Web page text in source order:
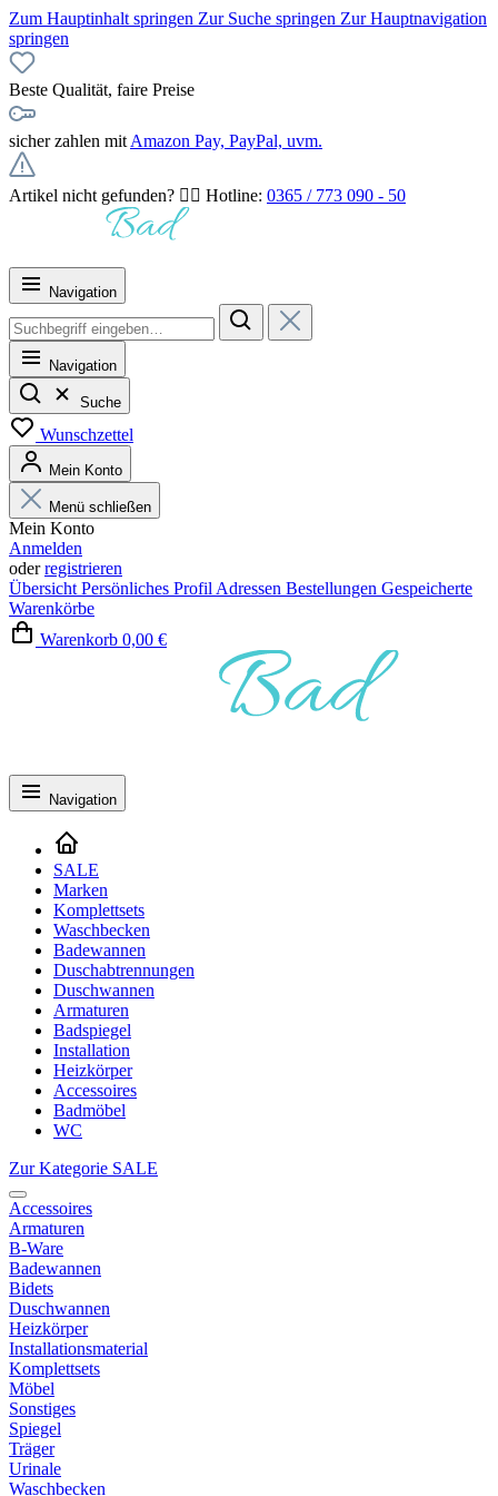
Zum Hauptinhalt springen Zur Suche springen Zur Hauptnavigation
springen
Beste Qualität, faire Preise
sicher zahlen mit Amazon Pay, PayPal, uvm.
Artikel nicht gefunden? 👉🏻 Hotline: 0365 / 773 090 - 50
Navigation
Navigation
Suche
Wunschzettel
Mein Konto
Menü schließen
Mein Konto
Anmelden
oderregistrieren
Übersicht Persönliches Profil Adressen Bestellungen Gespeicherte
Warenkörbe
Warenkorb 0,00 €
Navigation
SALE
Marken
Komplettsets
Waschbecken
Badewannen
Duschabtrennungen
Duschwannen
Armaturen
Badspiegel
Installation
Heizkörper
Accessoires
Badmöbel
WC
Zur Kategorie SALE
Accessoires
Armaturen
B-Ware
Badewannen
Bidets
Duschwannen
Heizkörper
Installationsmaterial
Komplettsets
Möbel
Sonstiges
Spiegel
Träger
Urinale
Waschbecken